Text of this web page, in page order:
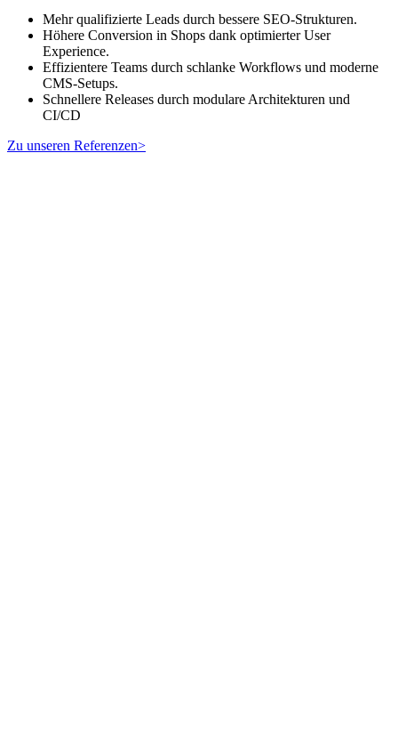
Mehr qualifizierte Leads durch bessere SEO-Strukturen.
Höhere Conversion in Shops dank optimierter User
Experience.
Effizientere Teams durch schlanke Workflows und moderne
CMS-Setups.
Schnellere Releases durch modulare Architekturen und
CI/CD
Zu unseren Referenzen>